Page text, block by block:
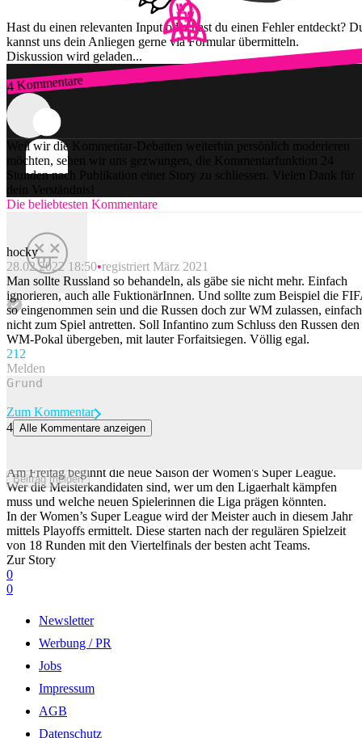
Hast du einen relevanten Input oder hast du einen Fehler entdeckt?
kannst uns dein Anliegen gerne via Formular übermitteln.
Diskussion wird geladen...
4 Kommentare
Zum Login
Weil wir die Kommentar-Debatten weiterhin persönlich moderieren
möchten, sehen wir uns gezwungen, die Kommentarfunktion 24
Stunden nach Publikation einer Story zu schliessen. Vielen Dank für
dein Verständnis!
Die beliebtesten Kommentare
hocky
28.02.2022 18:50 registriert März 2021
Man sollte Russland so behandeln, als gäbe sie nicht mehr. Einfach
ignorieren, auch alle FuktionärInnen. Und sollte zum Beispiel die
so eingenommen sein und die Russen doch zur WM zulassen, einfach
nicht zum Spiel antretten. Soll Infantino zum Schluss den Russen den
WM-Pokal übergeben, mit lauter Forfaitsiegen. Völlig egal.
21 2
Melden
Beitrag melden
Zum Kommentar
4 Alle Kommentare anzeigen
Am Freitag beginnt die neue Saison der Women's Super League.
Wer die Meisterkandidaten sind, wer um den Ligaerhalt kämpfen
muss und welche neuen Spielerinnen die Liga prägen könnten.
In der Women’s Super League wird der Meister auch in diesem Jahr
mittels Playoffs ermittelt. Diese starten nach der regulären Spielzeit
von 18 Runden mit den Viertelfinals der besten acht Teams.
Zur Story
0
0
Newsletter
Werbung / PR
Jobs
Impressum
AGB
Datenschutz